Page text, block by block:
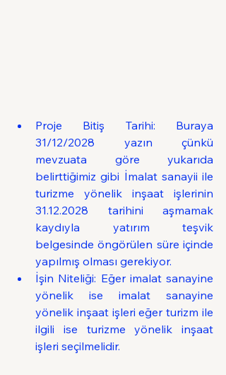
Proje Bitiş Tarihi: Buraya
31/12/2028 yazın çünkü
mevzuata göre yukarıda
belirttiğimiz gibi İmalat sanayii ile
turizme yönelik inşaat işlerinin
31.12.2028 tarihini aşmamak
kaydıyla yatırım teşvik
belgesinde öngörülen süre içinde
yapılmış olması gerekiyor.
İşin Niteliği: Eğer imalat sanayine
yönelik ise imalat sanayine
yönelik inşaat işleri eğer turizm ile
ilgili ise turizme yönelik inşaat
işleri seçilmelidir.